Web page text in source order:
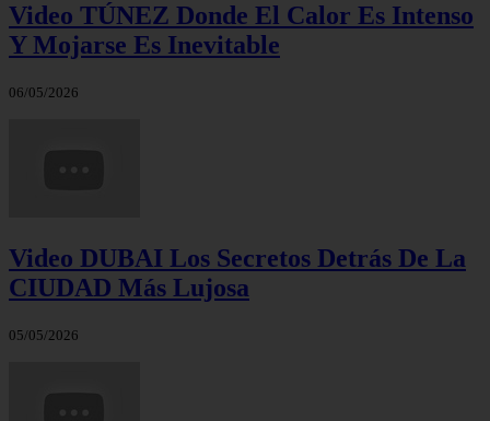
Video TÚNEZ Donde El Calor Es Intenso
Y Mojarse Es Inevitable
06/05/2026
Video DUBAI Los Secretos Detrás De La
CIUDAD Más Lujosa
05/05/2026